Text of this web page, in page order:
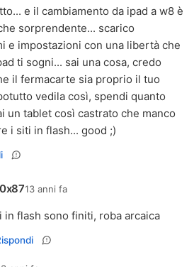
e il cambiamento da ipad a w8 è
sorprendente... scarico
e impostazioni con una libertà che
ti sogni... sai una cosa, credo
il fermacarte sia proprio il tuo
vedila così, spendi quanto
un tablet così castrato che manco
i siti in flash... good ;)
13 anni fa
in flash sono finiti, roba arcaica